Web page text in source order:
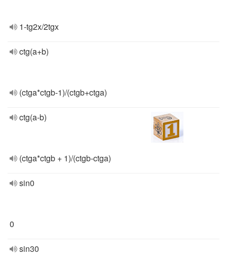
1-tg2x/2tgx
ctg(a+b)
(ctga*ctgb-1)/(ctgb+ctga)
ctg(a-b)
(ctga*ctgb + 1)/(ctgb-ctga)
sin0
0
sin30